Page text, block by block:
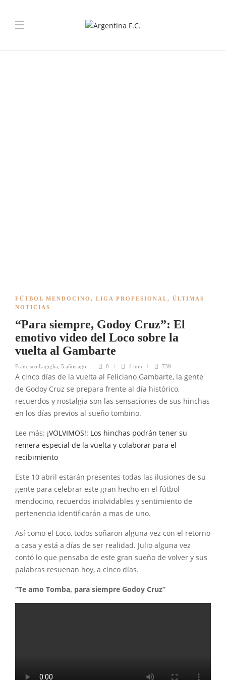
FÚTBOL MENDOCINO , LIGA PROFESIONAL, ÚLTIMAS
NOTICIAS
“Para siempre, Godoy Cruz”: El
emotivo video del Loco sobre la
vuelta al Gambarte
Francisco Lagiglia 5 años ago 0 1 min 739
A cinco días de la vuelta al Feliciano Gambarte, la gente
de Godoy Cruz se prepara frente al día histórico,
recuerdos y nostalgia son las sensaciones de sus hinchas
en los días previos al sueño tombino.
Lee más: ¡VOLVIMOS!: Los hinchas podrán tener su
remera especial de la vuelta y colaborar para el
recibimiento
Este 10 abril estarán presentes todas las ilusiones de su
gente para celebrar este gran hecho en el fútbol
mendocino, recuerdos inolvidables y sentimiento de
pertenencia identificarán a mas de uno.
Así como el Loco, todos soñaron alguna vez con el retorno
a casa y está a días de ser realidad. Julio alguna vez
contó lo que pensaba de este gran sueño de volver y sus
palabras resuenan hoy, a cinco días.
“Te amo Tomba, para siempre Godoy Cruz”